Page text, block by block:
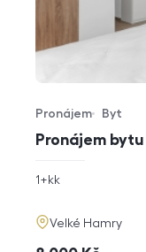
Pronájem bytu
Typ nabídky
Pronájem
Typ nemovitosti
Byt
rozměry
1+kk
adresa
Velké Hamry